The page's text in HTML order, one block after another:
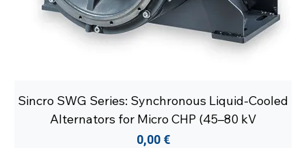
Sincro SWG Series: Synchronous Liquid-Cooled
Alternators for Micro CHP (45–80 kV
Cena
0,00 €